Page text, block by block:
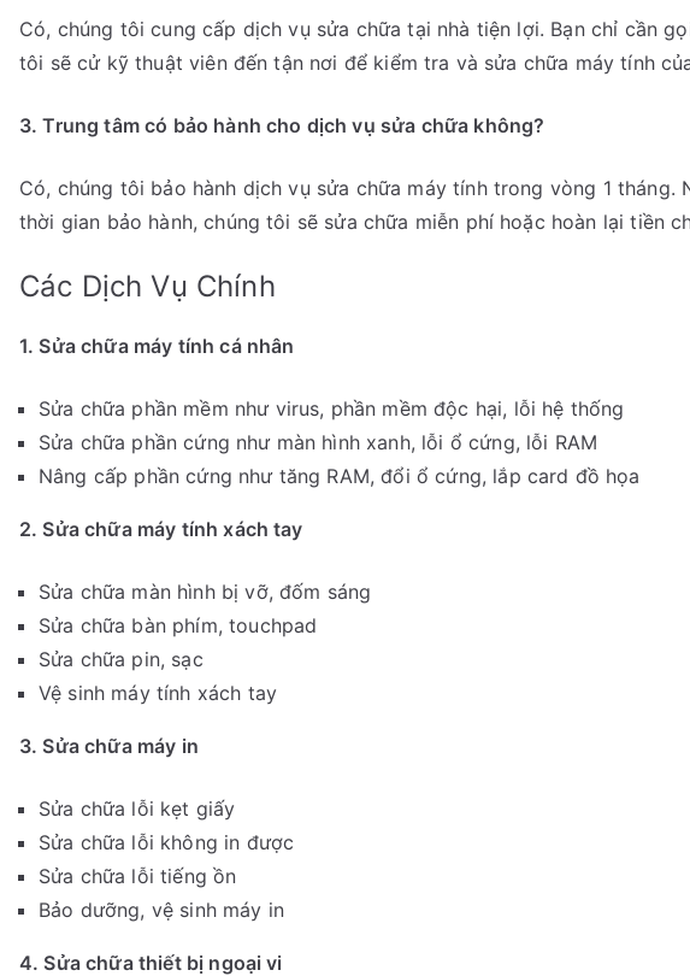
Có, chúng tôi cung cấp dịch vụ sửa chữa tại nhà tiện lợi. Bạn chỉ cần
tôi sẽ cử kỹ thuật viên đến tận nơi để kiểm tra và sửa chữa máy tính
3. Trung tâm có bảo hành cho dịch vụ sửa chữa không?
Có, chúng tôi bảo hành dịch vụ sửa chữa máy tính trong vòng 1
thời gian bảo hành, chúng tôi sẽ sửa chữa miễn phí hoặc hoàn lại tiền
Các Dịch Vụ Chính
1. Sửa chữa máy tính cá nhân
Sửa chữa phần mềm như virus, phần mềm độc hại, lỗi hệ thống
Sửa chữa phần cứng như màn hình xanh, lỗi ổ cứng, lỗi RAM
Nâng cấp phần cứng như tăng RAM, đổi ổ cứng, lắp card đồ họa
2. Sửa chữa máy tính xách tay
Sửa chữa màn hình bị vỡ, đốm sáng
Sửa chữa bàn phím, touchpad
Sửa chữa pin, sạc
Vệ sinh máy tính xách tay
3. Sửa chữa máy in
Sửa chữa lỗi kẹt giấy
Sửa chữa lỗi không in được
Sửa chữa lỗi tiếng ồn
Bảo dưỡng, vệ sinh máy in
4. Sửa chữa thiết bị ngoại vi